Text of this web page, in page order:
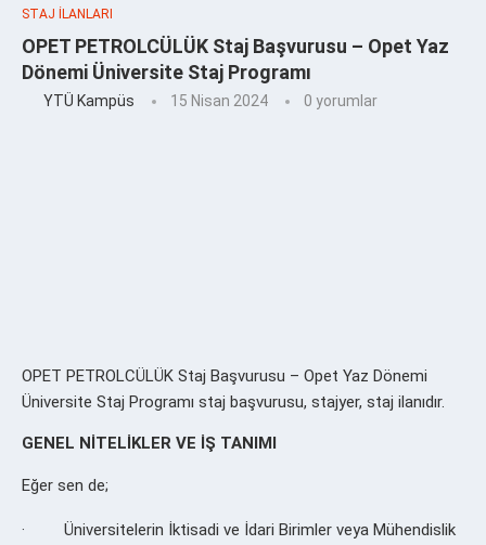
STAJ İLANLARI
OPET PETROLCÜLÜK Staj Başvurusu – Opet Yaz
Dönemi Üniversite Staj Programı
YTÜ Kampüs 15 Nisan 2024 0 yorumlar
OPET PETROLCÜLÜK Staj Başvurusu – Opet Yaz Dönemi
Üniversite Staj Programı staj başvurusu, stajyer, staj ilanıdır.
GENEL NİTELİKLER VE İŞ TANIMI
Eğer sen de;
· Üniversitelerin İktisadi ve İdari Birimler veya Mühendislik